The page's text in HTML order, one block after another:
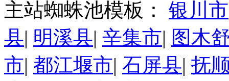
主站蜘蛛池模板： 银川市
县| 明溪县| 辛集市| 图木
市| 都江堰市| 石屏县| 抚